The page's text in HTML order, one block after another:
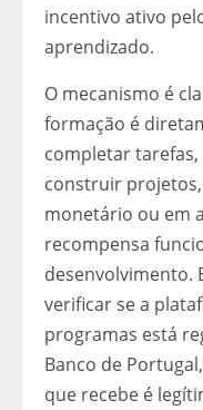
incentivo ativo
aprendizado.
O mecanismo é
formação é
completar tarefas,
construir
monetário ou em
recompensa
desenvolvimento.
verificar se a
programas está
Banco de
que recebe é